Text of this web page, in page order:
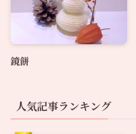
鏡餅
人気記事ランキング